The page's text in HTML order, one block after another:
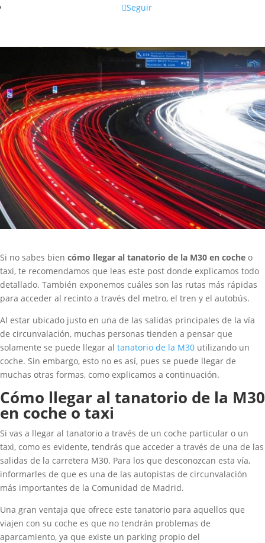
Seguir
Si no sabes bien cómo llegar al tanatorio de la M30 en coche o
taxi, te recomendamos que leas este post donde explicamos todo
detallado. También exponemos cuáles son las rutas más rápidas
para acceder al recinto a través del metro, el tren y el autobús.
Al estar ubicado justo en una de las salidas principales de la vía
de circunvalación, muchas personas tienden a pensar que
solamente se puede llegar al tanatorio de la M30 utilizando un
coche. Sin embargo, esto no es así, pues se puede llegar de
muchas otras formas, como explicamos a continuación.
Cómo llegar al tanatorio de la M30
en coche o taxi
Si vas a llegar al tanatorio a través de un coche particular o un
taxi, como es evidente, tendrás que acceder a través de una de las
salidas de la carretera M30. Para los que desconozcan esta vía,
informarles de que es una de las autopistas de circunvalación
más importantes de la Comunidad de Madrid.
Una gran ventaja que ofrece este tanatorio para aquellos que
viajen con su coche es que no tendrán problemas de
aparcamiento, ya que existe un parking propio del